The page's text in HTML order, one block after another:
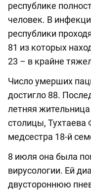
республике
человек. В
республики
81 из которых
23 – в крайне
Число умерших
достигло 88.
летняя
столицы, Тухтаева
медсестра 18-й
8 июля она была
вирусологии. Ей
двустороннюю